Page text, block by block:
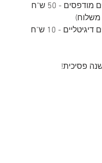
מבצע על עותקים מודפסים - 50 ש"ח
משלוח)
מבצע על עותקים דיגיטליים - 10 ש"ח
פסיכית!